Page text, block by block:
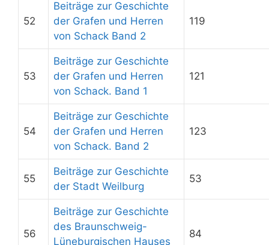
52
Beiträge zur Geschichte
der Grafen und Herren
von Schack Band 2
119
53
Beiträge zur Geschichte
der Grafen und Herren
von Schack. Band 1
121
54
Beiträge zur Geschichte
der Grafen und Herren
von Schack. Band 2
123
55
Beiträge zur Geschichte
der Stadt Weilburg
53
56
Beiträge zur Geschichte
des Braunschweig-
Lüneburgischen Hauses
84